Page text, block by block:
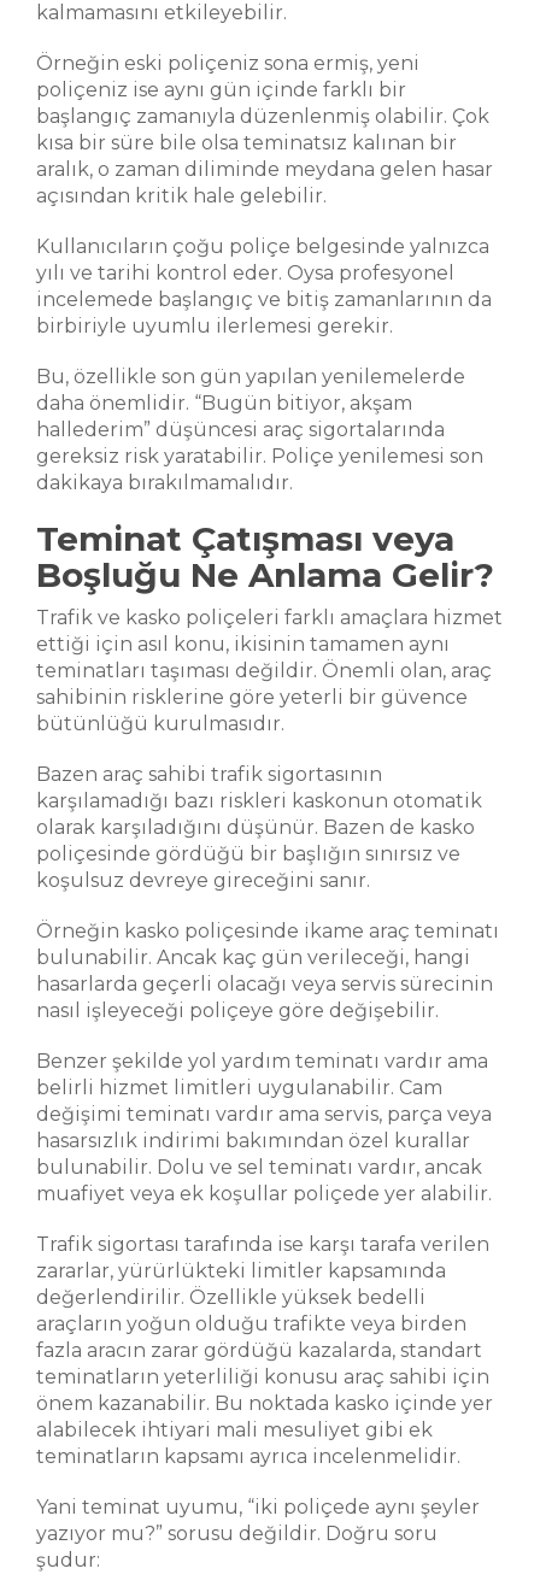
kalmamasını etkileyebilir.
Örneğin eski poliçeniz sona ermiş, yeni
poliçeniz ise aynı gün içinde farklı bir
başlangıç zamanıyla düzenlenmiş olabilir. Çok
kısa bir süre bile olsa teminatsız kalınan bir
aralık, o zaman diliminde meydana gelen hasar
açısından kritik hale gelebilir.
Kullanıcıların çoğu poliçe belgesinde yalnızca
yılı ve tarihi kontrol eder. Oysa profesyonel
incelemede başlangıç ve bitiş zamanlarının da
birbiriyle uyumlu ilerlemesi gerekir.
Bu, özellikle son gün yapılan yenilemelerde
daha önemlidir. “Bugün bitiyor, akşam
hallederim” düşüncesi araç sigortalarında
gereksiz risk yaratabilir. Poliçe yenilemesi son
dakikaya bırakılmamalıdır.
Teminat Çatışması veya
Boşluğu Ne Anlama Gelir?
Trafik ve kasko poliçeleri farklı amaçlara hizmet
ettiği için asıl konu, ikisinin tamamen aynı
teminatları taşıması değildir. Önemli olan, araç
sahibinin risklerine göre yeterli bir güvence
bütünlüğü kurulmasıdır.
Bazen araç sahibi trafik sigortasının
karşılamadığı bazı riskleri kaskonun otomatik
olarak karşıladığını düşünür. Bazen de kasko
poliçesinde gördüğü bir başlığın sınırsız ve
koşulsuz devreye gireceğini sanır.
Örneğin kasko poliçesinde ikame araç teminatı
bulunabilir. Ancak kaç gün verileceği, hangi
hasarlarda geçerli olacağı veya servis sürecinin
nasıl işleyeceği poliçeye göre değişebilir.
Benzer şekilde yol yardım teminatı vardır ama
belirli hizmet limitleri uygulanabilir. Cam
değişimi teminatı vardır ama servis, parça veya
hasarsızlık indirimi bakımından özel kurallar
bulunabilir. Dolu ve sel teminatı vardır, ancak
muafiyet veya ek koşullar poliçede yer alabilir.
Trafik sigortası tarafında ise karşı tarafa verilen
zararlar, yürürlükteki limitler kapsamında
değerlendirilir. Özellikle yüksek bedelli
araçların yoğun olduğu trafikte veya birden
fazla aracın zarar gördüğü kazalarda, standart
teminatların yeterliliği konusu araç sahibi için
önem kazanabilir. Bu noktada kasko içinde yer
alabilecek ihtiyari mali mesuliyet gibi ek
teminatların kapsamı ayrıca incelenmelidir.
Yani teminat uyumu, “iki poliçede aynı şeyler
yazıyor mu?” sorusu değildir. Doğru soru
şudur: